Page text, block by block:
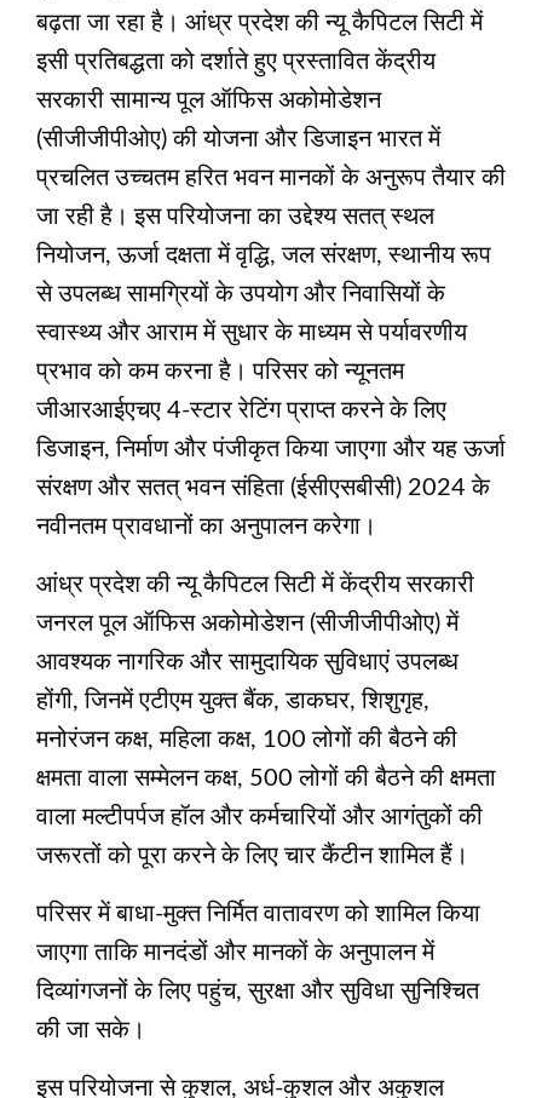
बढ़ता जा रहा है। आंध्र प्रदेश की न्‍यू कैपिटल सिटी में
इसी प्रतिबद्धता को दर्शाते हुए प्रस्तावित केंद्रीय
सरकारी सामान्य पूल ऑफिस अकोमोडेशन
(सीजीजीपीओए) की योजना और डिजाइन भारत में
प्रचलित उच्चतम हरित भवन मानकों के अनुरूप तैयार की
जा रही है। इस परियोजना का उद्देश्य सतत् स्थल
नियोजन, ऊर्जा दक्षता में वृद्धि, जल संरक्षण, स्थानीय रूप
से उपलब्ध सामग्रियों के उपयोग और निवासियों के
स्वास्थ्य और आराम में सुधार के माध्यम से पर्यावरणीय
प्रभाव को कम करना है। परिसर को न्यूनतम
जीआरआईएचए 4-स्टार रेटिंग प्राप्त करने के लिए
डिजाइन, निर्माण और पंजीकृत किया जाएगा और यह ऊर्जा
संरक्षण और सतत् भवन संहिता (ईसीएसबीसी) 2024 के
नवीनतम प्रावधानों का अनुपालन करेगा।
आंध्र प्रदेश की न्‍यू कैपिटल सिटी में केंद्रीय सरकारी
जनरल पूल ऑफिस अकोमोडेशन (सीजीजीपीओए) में
आवश्यक नागरिक और सामुदायिक सुविधाएं उपलब्ध
होंगी, जिनमें एटीएम युक्त बैंक, डाकघर, शिशुगृह,
मनोरंजन कक्ष, महिला कक्ष, 100 लोगों की बैठने की
क्षमता वाला सम्मेलन कक्ष, 500 लोगों की बैठने की क्षमता
वाला मल्टीपर्पज हॉल और कर्मचारियों और आगंतुकों की
जरूरतों को पूरा करने के लिए चार कैंटीन शामिल हैं।
परिसर में बाधा-मुक्त निर्मित वातावरण को शामिल किया
जाएगा ताकि मानदंडों और मानकों के अनुपालन में
दिव्यांगजनों के लिए पहुंच, सुरक्षा और सुविधा सुनिश्चित
की जा सके।
इस परियोजना से कुशल, अर्ध-कुशल और अकुशल